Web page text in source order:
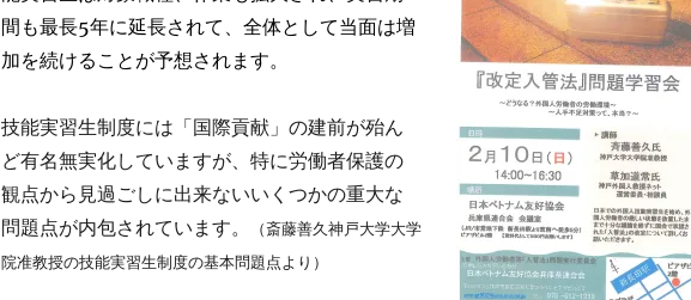
間も最長5年に延長されて、全体として当面は増
加を続けることが予想されます。
技能実習生制度には「国際貢献」の建前が殆ん
ど有名無実化していますが、特に労働者保護の
観点から見過ごしに出来ないいくつかの重大な
問題点が内包されています。
（斎藤善久神戸大学大学
院准教授の技能実習生制度の基本問題点より）